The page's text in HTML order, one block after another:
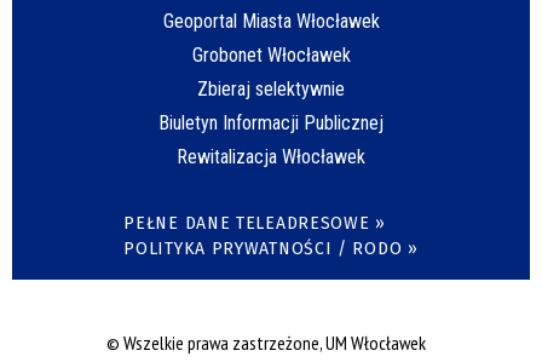
Geoportal Miasta Włocławek
Grobonet Włocławek
Zbieraj selektywnie
Biuletyn Informacji Publicznej
Rewitalizacja Włocławek
PEŁNE DANE TELEADRESOWE »
POLITYKA PRYWATNOŚCI / RODO »
© Wszelkie prawa zastrzeżone, UM Włocławek